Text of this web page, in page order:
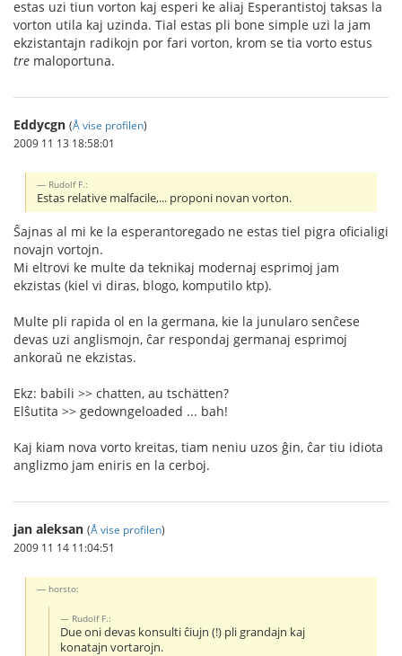
estas uzi tiun vorton kaj esperi ke aliaj Esperantistoj taksas la
vorton utila kaj uzinda. Tial estas pli bone simple uzi la jam
ekzistantajn radikojn por fari vorton, krom se tia vorto estus
tre maloportuna.
Eddycgn (Å vise profilen)
2009 11 13 18:58:01
Rudolf F.:
Estas relative malfacile,... proponi novan vorton.
Ŝajnas al mi ke la esperantoregado ne estas tiel pigra oficialigi
novajn vortojn.
Mi eltrovi ke multe da teknikaj modernaj esprimoj jam
ekzistas (kiel vi diras, blogo, komputilo ktp).
Multe pli rapida ol en la germana, kie la junularo senĉese
devas uzi anglismojn, ĉar respondaj germanaj esprimoj
ankoraŭ ne ekzistas.
Ekz: babili >> chatten, au tschätten?
Elŝutita >> gedowngeloaded ... bah!
Kaj kiam nova vorto kreitas, tiam neniu uzos ĝin, ĉar tiu idiota
anglizmo jam eniris en la cerboj.
jan aleksan (Å vise profilen)
2009 11 14 11:04:51
horsto:
Rudolf F.:
Due oni devas konsulti ĉiujn (!) pli grandajn kaj
konatajn vortarojn.